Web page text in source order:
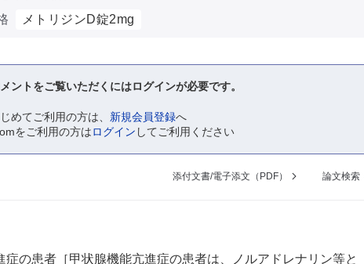
メトリジンD錠2mg
ントをご覧いただくにはログインが必要です。
めてご利用の方は、 新規会員登録へ
をご利用の方はログイン してご利用ください
添付文書/電子添文（PDF） 論文検索
の患者［甲状腺機能亢進症の患者は、ノルアドレナリン等と